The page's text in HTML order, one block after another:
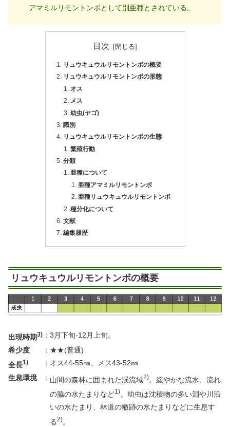
アマミルリモントンボとして別亜種とされている。
目次
リュウキュウルリモントンボの概要
リュウキュウルリモントンボの形態
オス
メス
幼虫(ヤゴ)
識別
リュウキュウルリモントンボの生態
繁殖行動
分類
亜種について
亜種アマミルリモントンボ
亜種リュウキュウルリモントンボ
種分化について
文献
編集履歴
リュウキュウルリモントンボの概要
出現時期3) ： 3月下旬-12月上旬。
希少度
： ★★(普通)
全長1) ： オス44-55㎜、メス43-52㎜
生息環境
： 山間の森林に囲まれた渓流域2)。緩やかな流水、流れ
の脇の水たまりなど1)。幼虫は沈積物の多い淵や川沿
いの水たまり、林道の轍跡の水たまりなどに生息す
る2)。